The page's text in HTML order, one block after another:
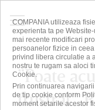
”Poate
frustrat”.
COMPANIA utilizeaza
experienta ta pe
mai recente modificari
persoanelor fizice in
privind libera circulatie a
nostru te rugam sa aloci
Cookie.
Prin continuarea
de tip cookie conform
moment setarile acestor